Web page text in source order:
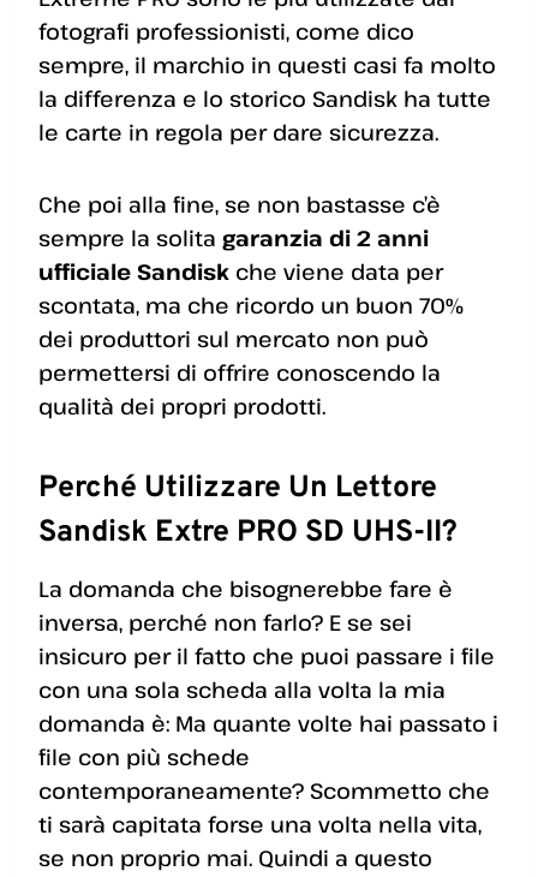
fotografi professionisti, come dico
sempre, il marchio in questi casi fa molto
la differenza e lo storico Sandisk ha tutte
le carte in regola per dare sicurezza.
Che poi alla fine, se non bastasse c’è
sempre la solita garanzia di 2 anni
ufficiale Sandisk che viene data per
scontata, ma che ricordo un buon 70%
dei produttori sul mercato non può
permettersi di offrire conoscendo la
qualità dei propri prodotti.
Perché Utilizzare Un Lettore
Sandisk Extre PRO SD UHS-II?
La domanda che bisognerebbe fare è
inversa, perché non farlo? E se sei
insicuro per il fatto che puoi passare i file
con una sola scheda alla volta la mia
domanda è: Ma quante volte hai passato i
file con più schede
contemporaneamente? Scommetto che
ti sarà capitata forse una volta nella vita,
se non proprio mai. Quindi a questo